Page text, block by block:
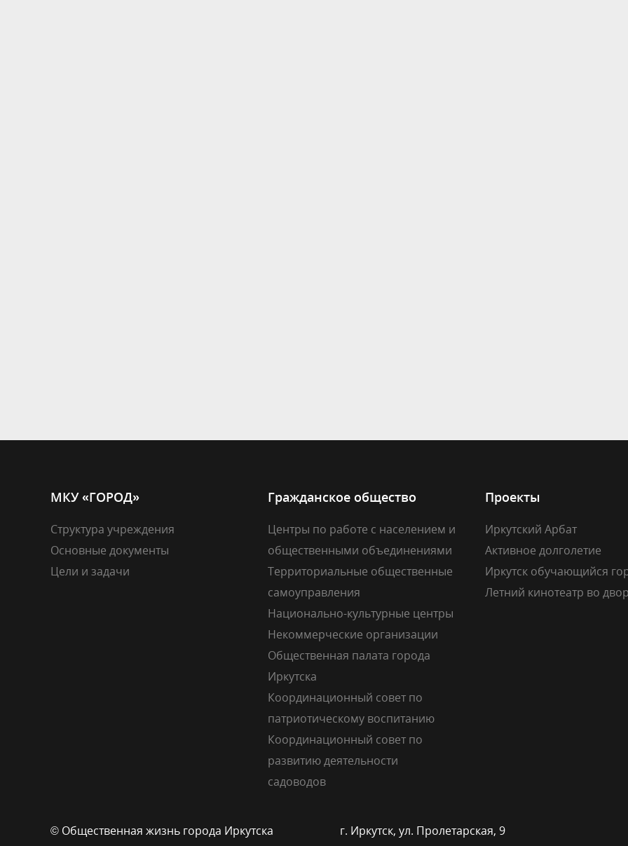
МКУ «ГОРОД»
Структура учреждения
Основные документы
Цели и задачи
Гражданское общество
Центры по работе с населением и
общественными объединениями
Территориальные общественные
самоуправления
Национально-культурные центры
Некоммерческие организации
Общественная палата города
Иркутска
Координационный совет по
патриотическому воспитанию
Координационный совет по
развитию деятельности
садоводов
Проекты
Иркутский Арбат
Активное долголетие
Иркутск обучающийся
Летний кинотеатр во
© Общественная жизнь города Иркутска
г. Иркутск, ул. Пролетарская, 9